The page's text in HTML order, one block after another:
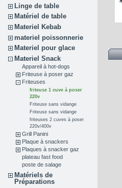
Linge de table
Matériel de table
Materiel Kebab
materiel poissonnerie
Materiel pour glace
Materiel Snack
Appareil à hot-dogs
Friteuse à poser gaz
Friteuses
friteuse 1 cuve à poser
220v
Friteuse sans vidange
Friteuse sans vidange
friteuses 2 cuves à poser
220v/400v
Grill Panini
Plaque à snackers
Plaques à snacker gaz
plateau fast food
poste de salage
Matériels de
Préparations